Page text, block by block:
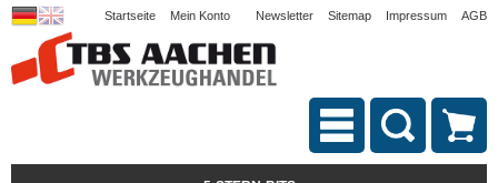
Startseite Mein Konto Newsletter Sitemap Impressum AGB